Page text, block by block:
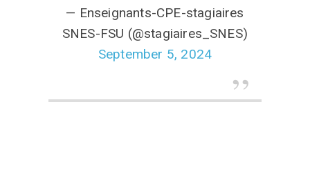
— Enseignants-CPE-stagiaires
SNES-FSU (@stagiaires_SNES)
September 5, 2024